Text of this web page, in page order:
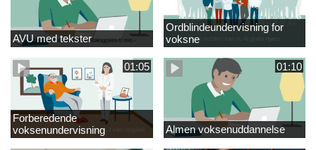
AVU med tekster
Ordblindeundervisning for
voksne
01:05
Forberedende
voksenundervisning
01:10
Almen voksenuddannelse